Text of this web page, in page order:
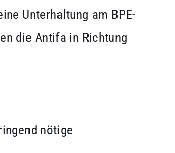
Unterhaltung am BPE-
die Antifa in Richtung
nötige